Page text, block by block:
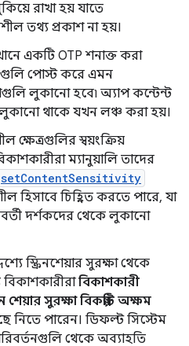
রাখা হয় যাতে
তথ্য প্রকাশ না হয়।
একটি OTP শনাক্ত করা
পোস্ট করে এমন
লুকানো হবে৷ অ্যাপ কন্টেন্ট
থাকে যখন লঞ্চ করা হয়।
ক্ষেত্রগুলির স্বয়ংক্রিয়
ম্যানুয়ালি তাদের
setContentSensitivity
হিসাবে চিহ্নিত করতে পারে, যা
দর্শকদের থেকে লুকানো
স্ক্রিনশেয়ার সুরক্ষা থেকে
বিকাশকারী
শেয়ার সুরক্ষা বিকল্পটি অক্ষম
নিতে পারেন। ডিফল্ট সিস্টেম
থেকে অব্যাহতি